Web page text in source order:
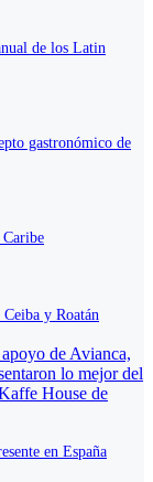
de los Latin
gastronómico de
Caribe
y Roatán
en España